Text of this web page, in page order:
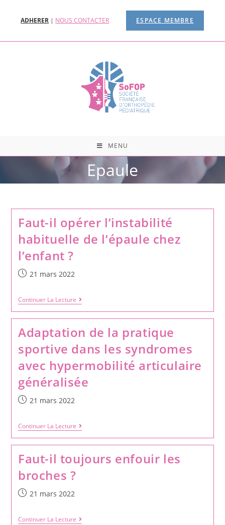
ADHERER | NOUS CONTACTER ESPACE MEMBRE
MENU
Epaule
Faut-il opérer l’instabilité
habituelle de l’épaule chez
l’enfant ?
21 mars 2022
Continuer La Lecture
Adaptation de la pratique
sportive dans les syndromes
avec hypermobilité articulaire
généralisée
21 mars 2022
Continuer La Lecture
Faut-il toujours enfouir les
broches ?
21 mars 2022
Continuer La Lecture